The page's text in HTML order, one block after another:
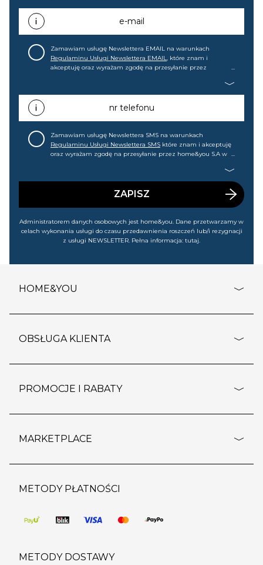
e-mail
Zamawiam usługę Newslettera EMAIL na warunkach
Regulaminu Usługi Newslettera EMAIL, które znam i
akceptuję oraz wyrażam zgodę na przesyłanie przez
promocjach, wyprzedażach). Wiem, że mogę tę zgodę w
każdej chwili cofnąć.nr telefonu
Zamawiam usługę Newslettera SMS na warunkach
Regulaminu Usługi Newslettera SMS które znam i akceptuję
oraz wyrażam zgodę na przesyłanie przez home&you S.A w
wyprzedażach). Wiem, że mogę tę zgodę w każdej chwili
ZAPISZ
Administratorem danych osobowych jest home&you. Dane przetwarzamy w
celach wykonania usługi do czasu przedawnienia roszczeń lub/i rezygnacji
z usługi NEWSLETTER. Pełna informacja: tutaj.
HOME&YOU
o firmie
polityka prywatności
kontakt
OBSŁUGA KLIENTA
dostawy i płatność
wypis z subskrypcji
regulamin sklepu
pozostałe regulaminy
PROMOCJE I RABATY
outlet
regulaminy promocji
MARKETPLACE
strefa marek
pomoc dla sprzedawców
METODY PŁATNOŚCI
METODY DOSTAWY